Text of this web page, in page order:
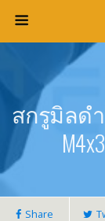
สกรูมิลด
Share